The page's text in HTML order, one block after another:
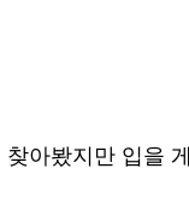
아봤지만 입을